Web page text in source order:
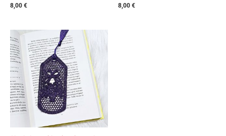
8,00 € 8,00 €